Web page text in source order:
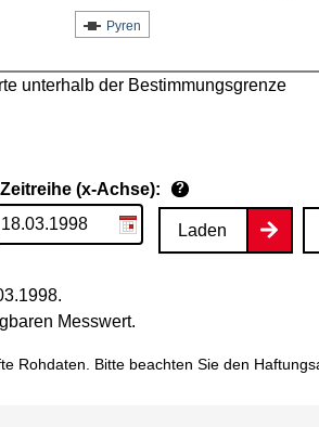
Pyren
unterhalb der Bestimmungsgrenze
Zeitreihe (x-Achse): ?
Laden
Messwert.
Rohdaten. Bitte beachten Sie den